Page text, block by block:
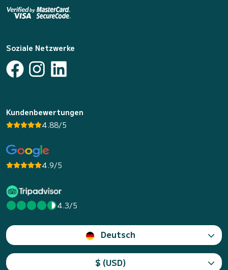
Soziale Netzwerke
Kundenbewertungen
4.88/5
4.9/5
4.3/5
Deutsch
$ (USD)